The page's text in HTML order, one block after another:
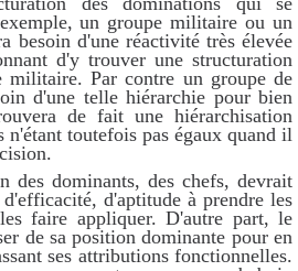
un groupe militaire ou un
besoin d'une réactivité très élevée
d'y trouver une structuration
militaire. Par contre un groupe de
d'une telle hiérarchie pour bien
de fait une hiérarchisation
n'étant toutefois pas égaux quand il
des dominants, des chefs, devrait
d'aptitude à prendre les
faire appliquer. D'autre part, le
de sa position dominante pour en
ses attributions fonctionnelles.